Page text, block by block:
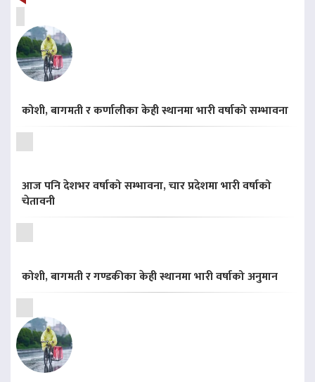
कोशी, बागमती र कर्णालीका केही स्थानमा भारी वर्षाको सम्भावना
आज पनि देशभर वर्षाको सम्भावना, चार प्रदेशमा भारी वर्षाको
चेतावनी
कोशी, बागमती र गण्डकीका केही स्थानमा भारी वर्षाको अनुमान